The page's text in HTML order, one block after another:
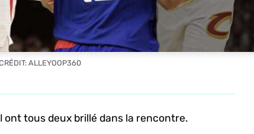
ALLEYOOP360
ont tous deux brillé dans la rencontre.